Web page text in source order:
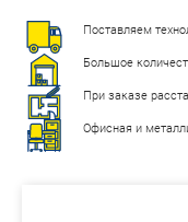
Поставляем
Большое
При заказе
Офисная и